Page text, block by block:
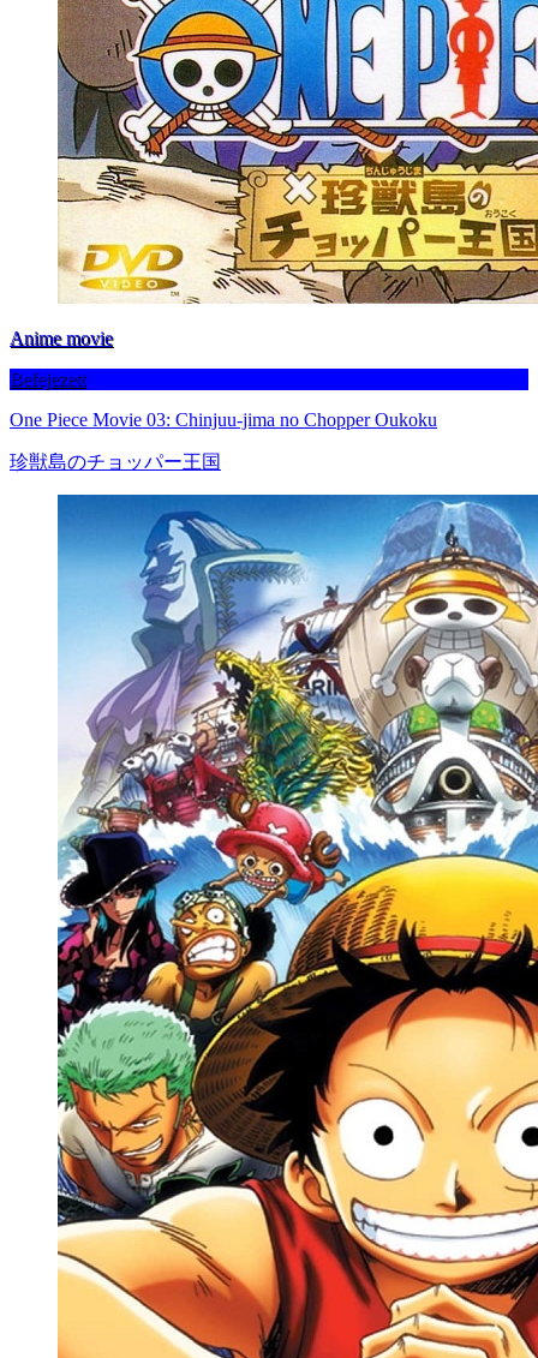
Anime movie
Befejezett
One Piece Movie 03: Chinjuu-jima no Chopper Oukoku
珍獣島のチョッパー王国